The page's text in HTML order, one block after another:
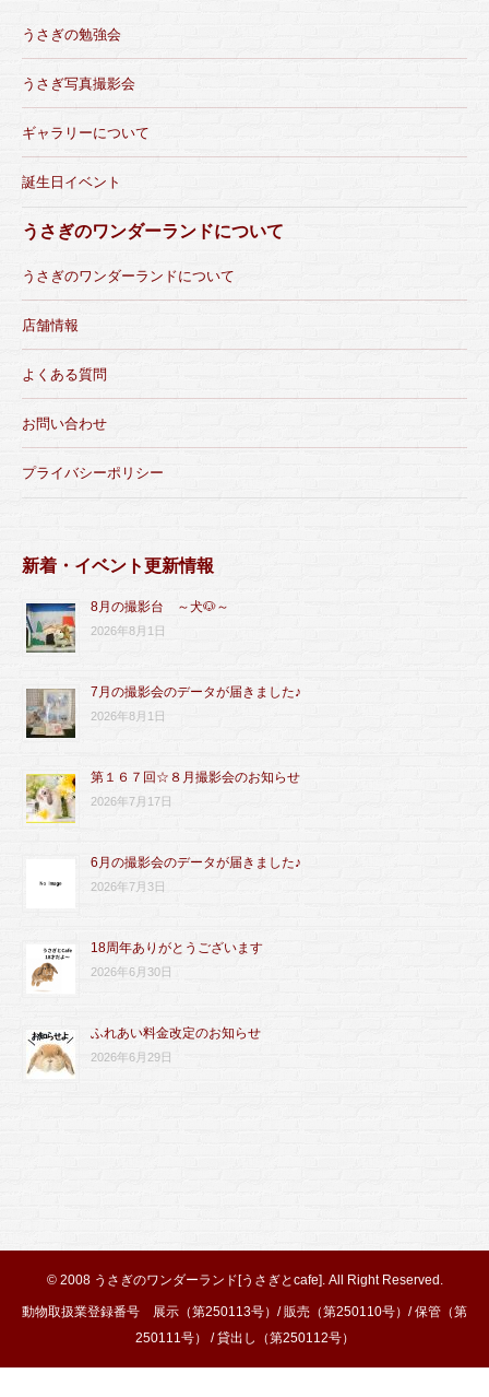
うさぎの勉強会
うさぎ写真撮影会
ギャラリーについて
誕生日イベント
うさぎのワンダーランドについて
うさぎのワンダーランドについて
店舗情報
よくある質問
お問い合わせ
プライバシーポリシー
新着・イベント更新情報
8月の撮影台 ～犬🐶～
2026年8月1日
7月の撮影会のデータが届きました♪
2026年8月1日
第１６７回☆８月撮影会のお知らせ
2026年7月17日
6月の撮影会のデータが届きました♪
2026年7月3日
18周年ありがとうございます
2026年6月30日
ふれあい料金改定のお知らせ
2026年6月29日
© 2008 うさぎのワンダーランド[うさぎとcafe]. All Right Reserved.
動物取扱業登録番号 展示（第250113号）/ 販売（第250110号）/ 保管（第
250111号） / 貸出し（第250112号）